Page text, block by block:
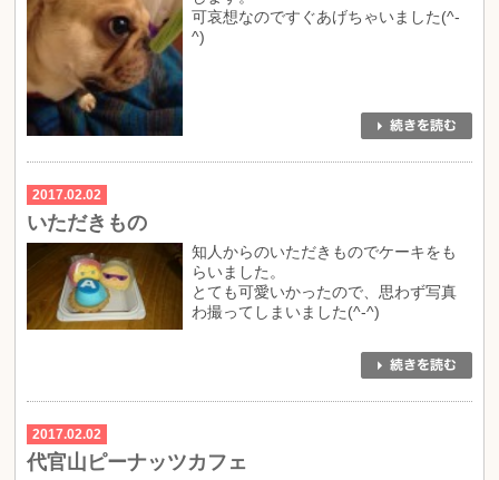
可哀想なのですぐあげちゃいました(^-
^)
2017.02.02
いただきもの
知人からのいただきものでケーキをも
らいました。
とても可愛いかったので、思わず写真
わ撮ってしまいました(^-^)
2017.02.02
代官山ピーナッツカフェ